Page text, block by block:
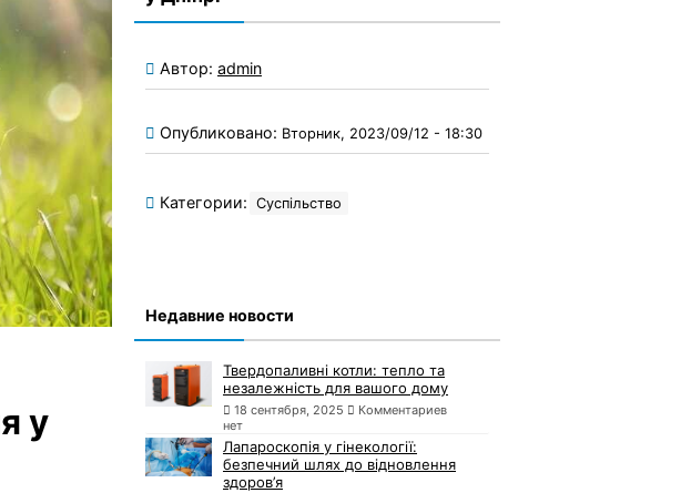
у
Автор: admin
Опубликовано: Вторник, 2023/09/12 - 18:30
Категории: Суспільство
Недавние новости
Твердопаливні котли: тепло та
незалежність для вашого дому
18 сентября, 2025
Комментариев
нет
Лапароскопія у гінекології:
безпечний шлях до відновлення
здоров’я